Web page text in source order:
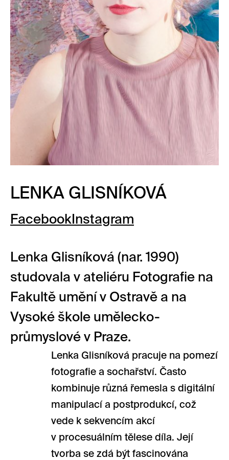
LENKA GLISNÍKOVÁ
FacebookInstagram
Lenka Glisníková (nar. 1990)
studovala v ateliéru Fotografie na
Fakultě umění v Ostravě a na
Vysoké škole umělecko-
průmyslové v Praze.
Lenka Glisníková pracuje na pomezí
fotografie a sochařství. Často
kombinuje různá řemesla s digitální
manipulací a postprodukcí, což
vede k sekvencím akcí
v procesuálním tělese díla. Její
tvorba se zdá být fascinována